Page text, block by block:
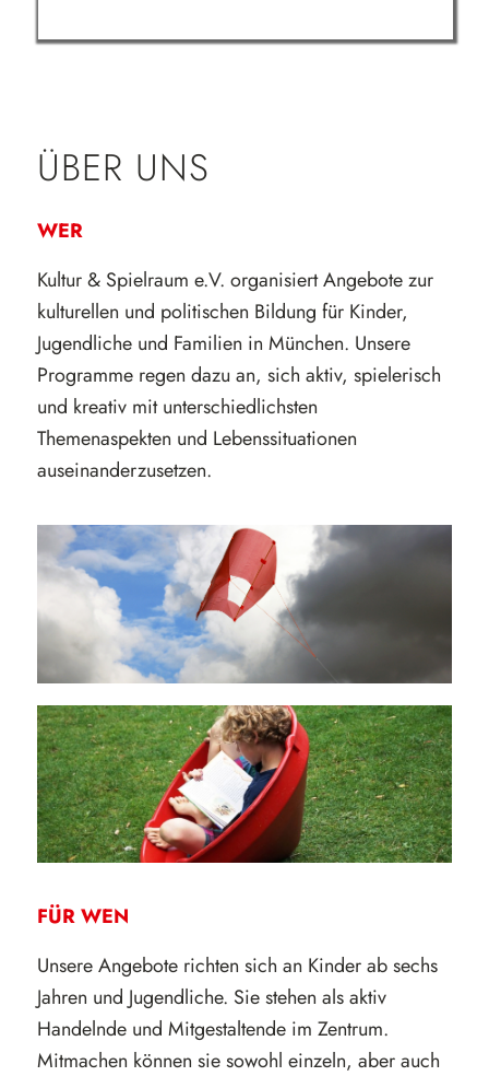
ÜBER UNS
WER
Kultur & Spielraum e.V. organisiert Angebote zur
kulturellen und politischen Bildung für Kinder,
Jugendliche und Familien in München. Unsere
Programme regen dazu an, sich aktiv, spielerisch
und kreativ mit unterschiedlichsten
Themenaspekten und Lebenssituationen
auseinanderzusetzen.
FÜR WEN
Unsere Angebote richten sich an Kinder ab sechs
Jahren und Jugendliche. Sie stehen als aktiv
Handelnde und Mitgestaltende im Zentrum.
Mitmachen können sie sowohl einzeln, aber auch